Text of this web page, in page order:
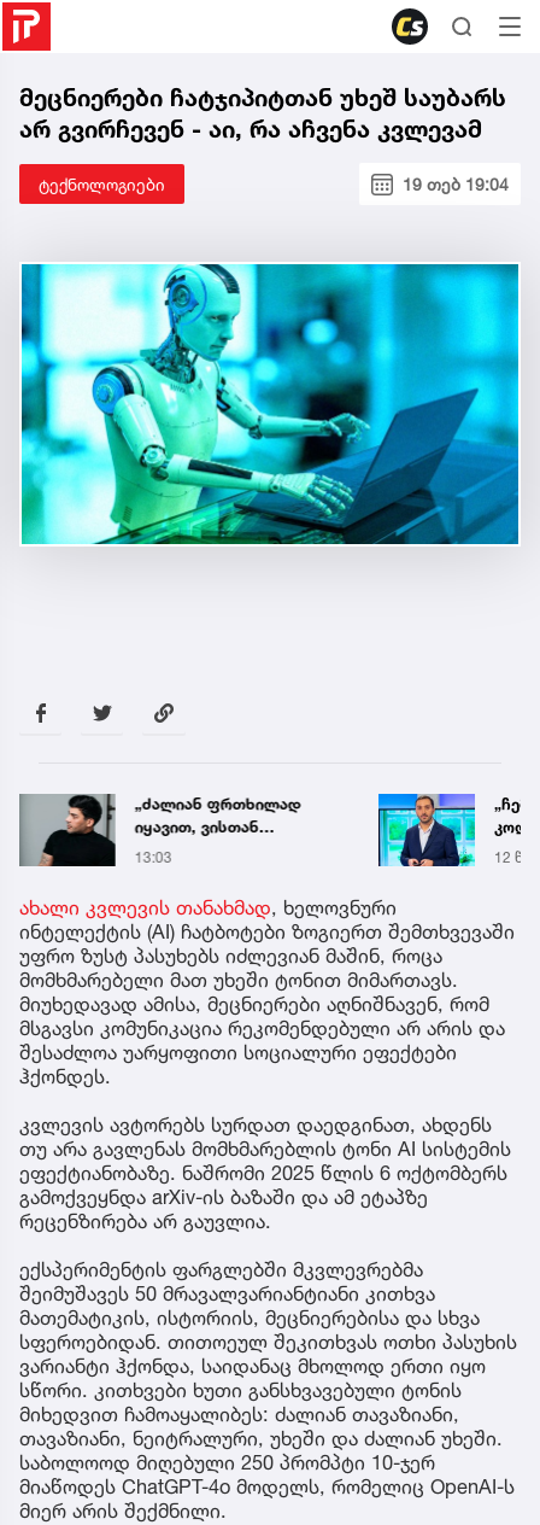
მეცნიერები ჩატჯიპიტთან უხეშ საუბარს
არ გვირჩევენ - აი, რა აჩვენა კვლევამ
ტექნოლოგიები 19 თებ 19:04
„ძალიან ფრთხილად
იყავით, ვისთან
მიდიხართ და ვის
13:03 12
ახალი კვლევის თანახმად, ხელოვნური
ინტელექტის (AI) ჩატბოტები ზოგიერთ შემთხვევაში
უფრო ზუსტ პასუხებს იძლევიან მაშინ, როცა
მომხმარებელი მათ უხეში ტონით მიმართავს.
მიუხედავად ამისა, მეცნიერები აღნიშნავენ, რომ
მსგავსი კომუნიკაცია რეკომენდებული არ არის და
შესაძლოა უარყოფითი სოციალური ეფექტები
ჰქონდეს.
კვლევის ავტორებს სურდათ დაედგინათ, ახდენს
თუ არა გავლენას მომხმარებლის ტონი AI სისტემის
ეფექტიანობაზე. ნაშრომი 2025 წლის 6 ოქტომბერს
გამოქვეყნდა arXiv-ის ბაზაში და ამ ეტაპზე
რეცენზირება არ გაუვლია.
ექსპერიმენტის ფარგლებში მკვლევრებმა
შეიმუშავეს 50 მრავალვარიანტიანი კითხვა
მათემატიკის, ისტორიის, მეცნიერებისა და სხვა
სფეროებიდან. თითოეულ შეკითხვას ოთხი პასუხის
ვარიანტი ჰქონდა, საიდანაც მხოლოდ ერთი იყო
სწორი. კითხვები ხუთი განსხვავებული ტონის
მიხედვით ჩამოაყალიბეს: ძალიან თავაზიანი,
თავაზიანი, ნეიტრალური, უხეში და ძალიან უხეში.
საბოლოოდ მიღებული 250 პრომპტი 10-ჯერ
მიაწოდეს ChatGPT-4o მოდელს, რომელიც OpenAI-ს
მიერ არის შექმნილი.